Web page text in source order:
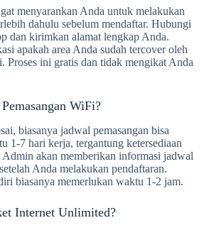
menyarankan Anda untuk melakukan
dahulu sebelum mendaftar. Hubungi
dan kirimkan alamat lengkap Anda.
apakah area Anda sudah tercover oleh
Proses ini gratis dan tidak mengikat Anda
WiFi?
biasanya jadwal pemasangan bisa
1-7 hari kerja, tergantung ketersediaan
akan memberikan informasi jadwal
Anda melakukan pendaftaran.
biasanya memerlukan waktu 1-2 jam.
Internet Unlimited?